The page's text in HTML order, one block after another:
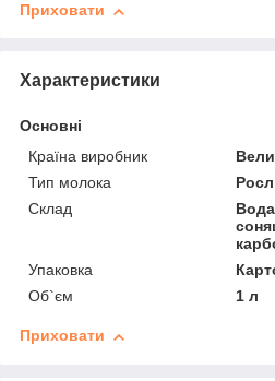
Приховати
Характеристики
Основні
Країна виробник
Тип молока
Склад
Упаковка
Об`єм
1 л
Приховати